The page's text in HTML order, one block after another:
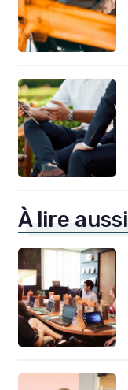
À lire aussi